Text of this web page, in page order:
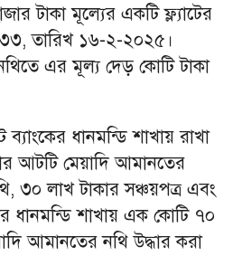
টাকা মূল্যের একটি ফ্ল্যাটের
তারিখ ১৬-২-২০২৫।
নথিতে এর মূল্য দেড় কোটি টাকা
ব্যাংকের ধানমন্ডি শাখায় রাখা
আটটি মেয়াদি আমানতের
৩০ লাখ টাকার সঞ্চয়পত্র এবং
শাখায় এক কোটি ৭০
আমানতের নথি উদ্ধার করা